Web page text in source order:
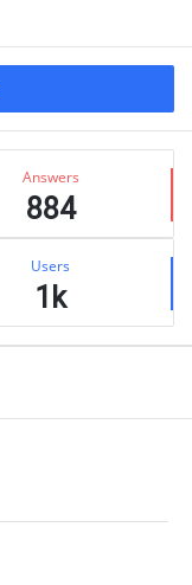
Answers
884
Users
1k